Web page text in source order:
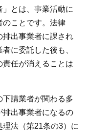
とは、事業活動に
のことです。法律
排出事業者に課され
に委託した後も、
任が消えることは
請業者が関わる多
出事業者になるの
法（第21条の3）に